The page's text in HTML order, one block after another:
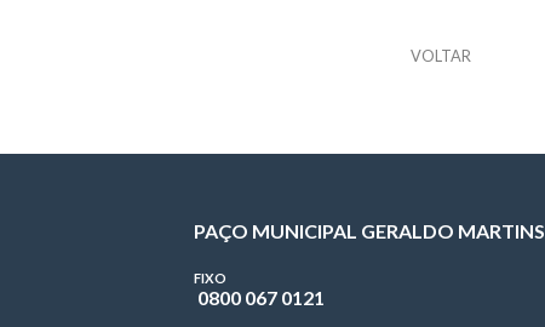
VOLTAR
PAÇO MUNICIPAL GERALDO MARTINS
FIXO
0800 067 0121